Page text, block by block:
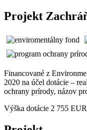
Projekt
Financované z
2020 na účel dotácie –
ochrany prírody, názov
Výška dotácie 2 755